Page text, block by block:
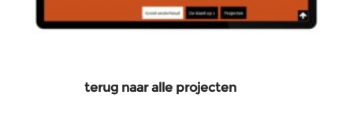
terug naar alle projecten